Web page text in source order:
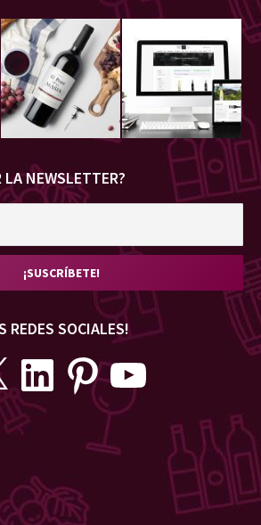
LA NEWSLETTER?
REDES SOCIALES!
LinkedIn PinterestYouTube